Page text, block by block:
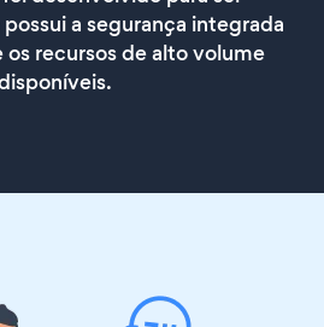
a segurança integrada
os recursos de alto volume